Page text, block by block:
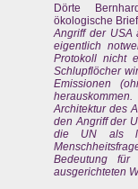
Dörte
ökologische
Angriff der USA
eigentlich
Protokoll nicht
Schlupflöcher
Emissionen
Architektur des
den Angriff der
die UN als
Bedeutung für
ausgerichteten